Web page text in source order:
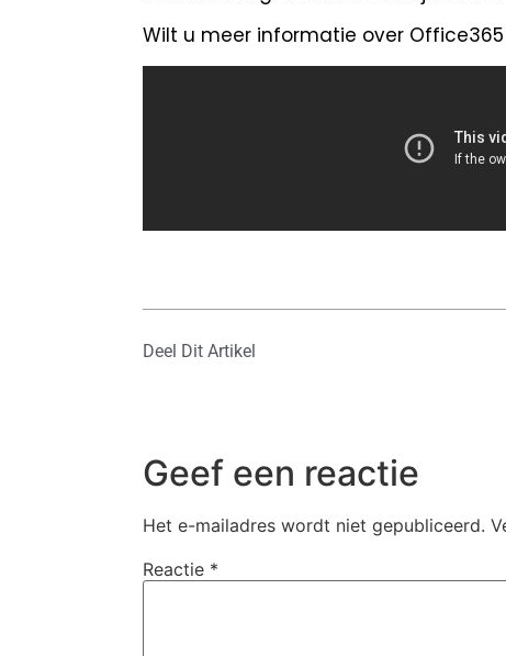
Wilt u meer informatie over
Deel Dit Artikel
Geef een reactie
Het e-mailadres wordt niet gepubliceerd.
Reactie *